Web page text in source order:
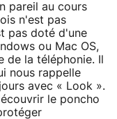
pareil au cours
n'est pas
pas doté d'une
ou Mac OS,
la téléphonie. Il
nous rappelle
avec « Look ».
le poncho